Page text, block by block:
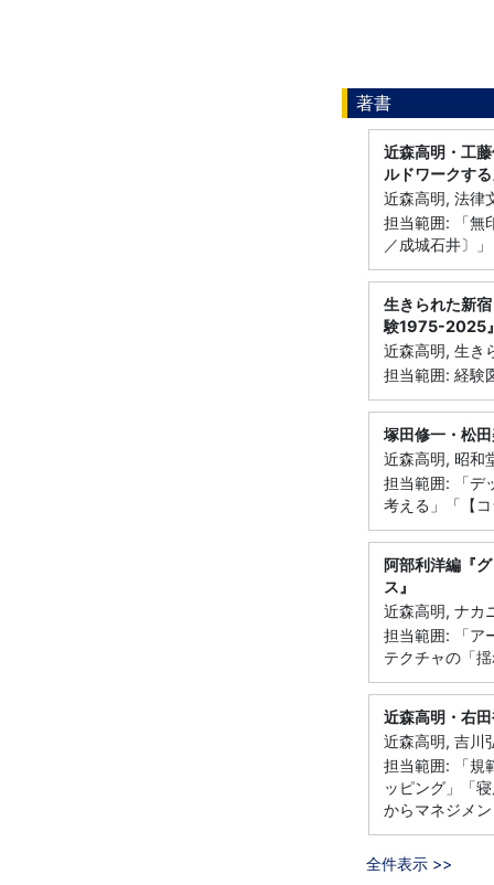
著書
近森高明・工
ルドワークす
近森高明, 法律
担当範囲: 「無
／成城石井〕」
生きられた新
験1975-2025
近森高明, 生き
担当範囲: 経
塚田修一・松
近森高明, 昭
担当範囲: 「デ
考える」「【
阿部利洋編『
ス』
近森高明, ナカ
担当範囲: 「ア
テクチャの「
近森高明・右
近森高明, 吉川
担当範囲: 「規
ッピング」「
からマネジメ
全件表示 >>